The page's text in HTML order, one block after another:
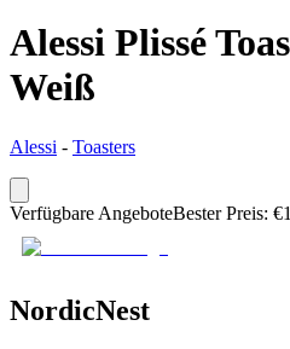
Alessi Plissé
Weiß
Alessi - Toasters
Verfügbare AngeboteBester Preis: €
NordicNest